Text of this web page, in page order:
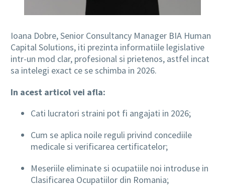
Ioana Dobre, Senior Consultancy Manager BIA Human
Capital Solutions, iti prezinta informatiile legislative
intr-un mod clar, profesional si prietenos, astfel incat
sa intelegi exact ce se schimba in 2026.
In acest articol vei afla:
Cati lucratori straini pot fi angajati in 2026;
Cum se aplica noile reguli privind concediile
medicale si verificarea certificatelor;
Meseriile eliminate si ocupatiile noi introduse in
Clasificarea Ocupatiilor din Romania;